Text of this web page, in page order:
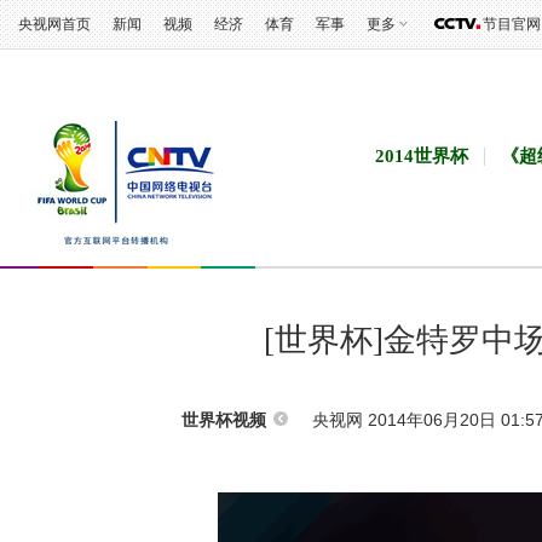
央视网首页 新闻 视频 经济 体育 军事 更多 节目官网
2014世界杯 《
[世界杯]金特罗中
世界杯视频 央视网 2014年06月20日